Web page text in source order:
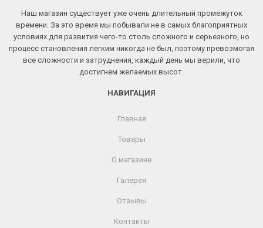
Наш магазин существует уже очень длительный промежуток
времени. За это время мы побывали не в самых благоприятных
условиях для развития чего-то столь сложного и серьезного, но
процесс становления легким никогда не был, поэтому превозмогая
все сложности и затруднения, каждый день мы верили, что
достигнем желаемых высот.
НАВИГАЦИЯ
Главная
Товары
О магазине
Галерея
Отзывы
Контакты